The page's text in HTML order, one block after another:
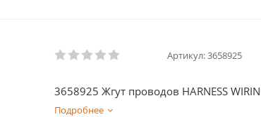
Артикул:3658925
3658925 Жгут проводов HARNESS
Подробнее